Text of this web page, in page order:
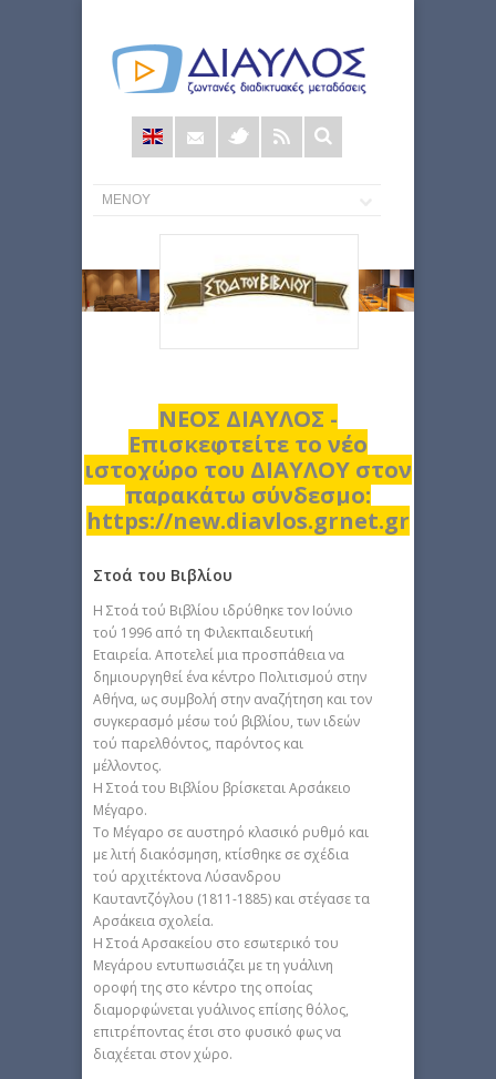
Φόρμα
αναζήτησης
ΝΕΟΣ ΔΙΑΥΛΟΣ -
Επισκεφτείτε το νέο
ιστοχώρο του ΔΙΑΥΛΟΥ στον
παρακάτω σύνδεσμο:
https://new.diavlos.grnet.gr
Στοά του Βιβλίου
Η Στοά τού Βιβλίου ιδρύθηκε τον Ιούνιο
τού 1996 από τη Φιλεκπαιδευτική
Εταιρεία. Αποτελεί μια προσπάθεια να
δημιουργηθεί ένα κέντρο Πολιτισμού στην
Αθήνα, ως συμβολή στην αναζήτηση και τον
συγκερασμό μέσω τού βιβλίου, των ιδεών
τού παρελθόντος, παρόντος και
μέλλοντος.
Η Στοά του Βιβλίου βρίσκεται Αρσάκειο
Μέγαρο.
Το Μέγαρο σε αυστηρό κλασικό ρυθμό και
με λιτή διακόσμηση, κτίσθηκε σε σχέδια
τού αρχιτέκτονα Λύσανδρου
Καυταντζόγλου (1811-1885) και στέγασε τα
Αρσάκεια σχολεία.
Η Στοά Αρσακείου στο εσωτερικό του
Μεγάρου εντυπωσιάζει με τη γυάλινη
οροφή της στο κέντρο της οποίας
διαμορφώνεται γυάλινος επίσης θόλος,
επιτρέποντας έτσι στο φυσικό φως να
διαχέεται στον χώρο.